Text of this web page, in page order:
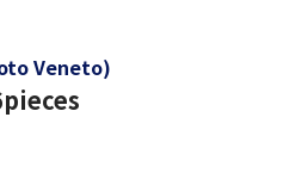
Veneto)